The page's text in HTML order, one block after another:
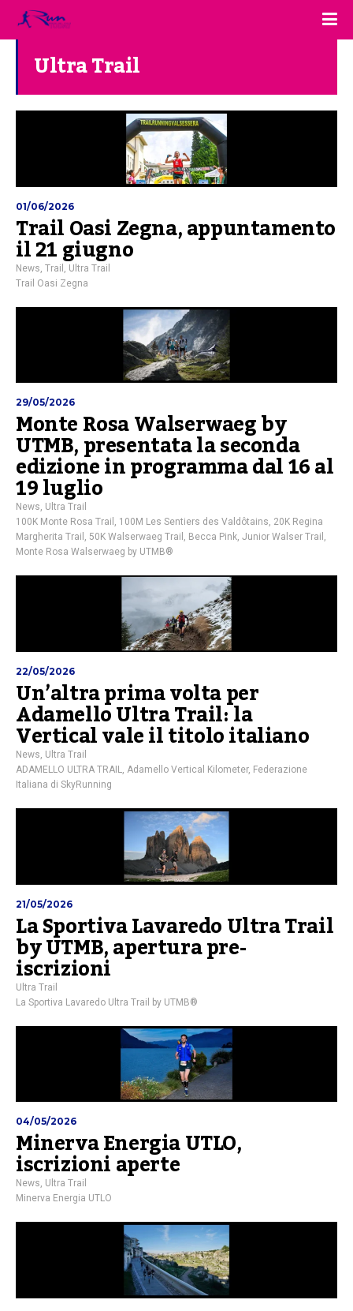
Ultra Trail
01/06/2026
Trail Oasi Zegna, appuntamento
il 21 giugno
News Trail
Ultra Trail
Trail Oasi Zegna
29/05/2026
Monte Rosa Walserwaeg by
UTMB, presentata la seconda
edizione in programma dal 16 al
19 luglio
News, Ultra Trail
100K Monte Rosa Trail , 100M Les Sentiers des Valdôtains, 20K Regina
Margherita Trail , 50K Walserwaeg Trail , Becca Pink, Junior Walser Trail ,
Monte Rosa Walserwaeg by UTMB®
22/05/2026
Un’altra prima volta per
Adamello Ultra Trail: la
Vertical vale il titolo italiano
News, Ultra Trail
ADAMELLO ULTRA TRAIL, Adamello Vertical Kilometer, Federazione
Italiana di SkyRunning
21/05/2026
La Sportiva Lavaredo Ultra Trail
by UTMB, apertura pre-
iscrizioni
Ultra Trail
La Sportiva Lavaredo Ultra Trail by UTMB®
04/05/2026
Minerva Energia UTLO,
iscrizioni aperte
News, Ultra Trail
Minerva Energia UTLO